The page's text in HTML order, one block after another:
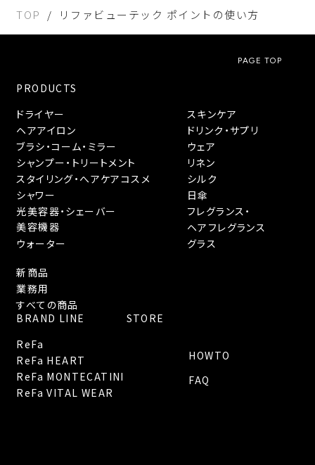
TOP リファビューテック ポイントの使い方
PAGE TOP
PRODUCTS
ドライヤー
ヘアアイロン
ブラシ・コーム・ミラー
シャンプー・トリートメント
スタイリング・へアケアコスメ
シャワー
光美容器・シェーバー
美容機器
スキンケア
ドリンク・サプリ
ウェア
リネン
シルク
日傘
フレグランス・
ヘアフレグランス
ウォーター
グラス
新商品
業務用
すべての商品
HOWTO
FAQ
BRAND LINE
ReFa
ReFa HEART
ReFa MONTECATINI
ReFa VITAL WEAR
STORE